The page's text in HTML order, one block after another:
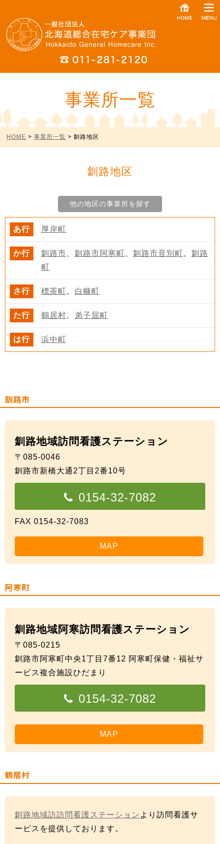
事業所一覧
HOME >事業所一覧 > 釧路地区
釧路地区
他の地区の事業所を探す
あ行 厚岸町
か行 釧路市 釧路市阿寒町 釧路市音別町
釧路
町
さ行 標茶町 白糠町
た行 鶴居村 弟子屈町
は行 浜中町
釧路市
釧路地域訪問看護ステーション
〒085-0046
釧路市新橋大通2丁目2番10号
MAP
0154-32-7082
FAX 0154-32-7083
阿寒町
釧路地域阿寒訪問看護ステーション
〒085-0215
釧路市阿寒町中央1丁目7番12 阿寒町保健・福祉サ
ービス複合施設ひだまり
MAP
0154-32-7082
鶴居村
釧路地域訪訪問看護ステーション より訪問看護サ
ービスを提供しております。